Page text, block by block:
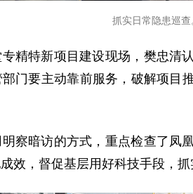
抓实日常隐患巡查
精特新项目建设现场，樊忠清
门要主动靠前服务，破解项目
察暗访的方式，重点检查了凤
效，督促基层用好科技手段，抓